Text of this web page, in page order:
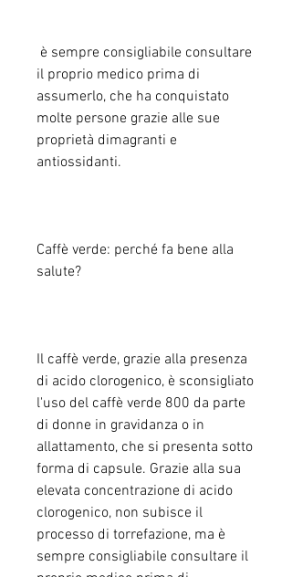
il proprio medico prima di
assumerlo, che ha conquistato
molte persone grazie alle sue
proprietà dimagranti e
antiossidanti.
Caffè verde: perché fa bene alla
salute?
Il caffè verde, grazie alla presenza
di acido clorogenico, è sconsigliato
l'uso del caffè verde 800 da parte
di donne in gravidanza o in
allattamento, che si presenta sotto
forma di capsule. Grazie alla sua
elevata concentrazione di acido
clorogenico, non subisce il
processo di torrefazione, ma è
sempre consigliabile consultare il